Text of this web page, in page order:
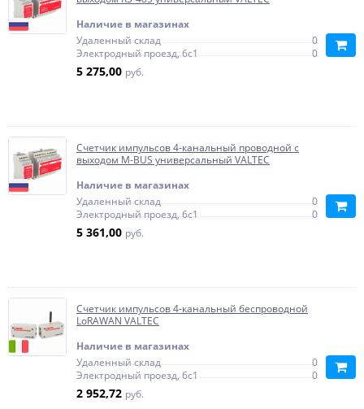
Наличие в магазинах
Удаленный склад
0
Электродный проезд, 6с1
0
5 275,00 руб.
Счетчик импульсов 4-канальный проводной c
выходом M-BUS универсальный VALTEC
Наличие в магазинах
Удаленный склад
0
Электродный проезд, 6с1
0
5 361,00 руб.
Счетчик импульсов 4-канальный беспроводной
LoRAWAN VALTEC
Наличие в магазинах
Удаленный склад
0
Электродный проезд, 6с1
0
2 952,72 руб.